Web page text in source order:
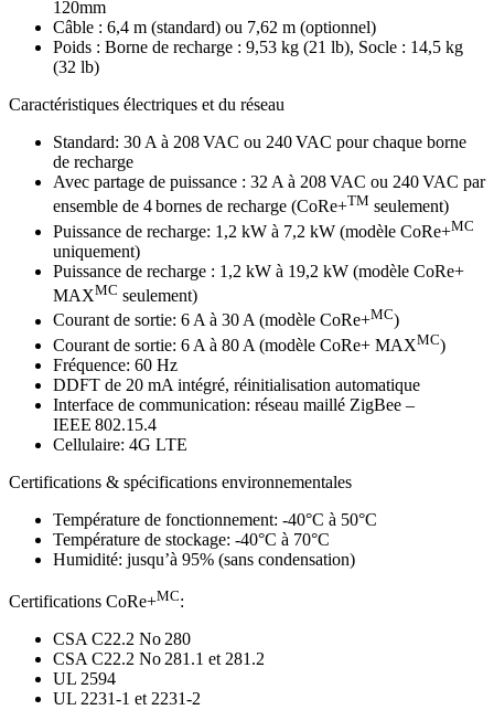
120mm
Câble : 6,4 m (standard) ou 7,62 m (optionnel)
Poids : Borne de recharge : 9,53 kg (21 lb), Socle : 14,5 kg
(32 lb)
Caractéristiques électriques et du réseau
Standard: 30 A à 208 VAC ou 240 VAC pour chaque borne
de recharge
Avec partage de puissance : 32 A à 208 VAC ou 240 VAC par
ensemble de 4 bornes de recharge (CoRe+TM seulement)
Puissance de recharge: 1,2 kW à 7,2 kW (modèle CoRe+MC
uniquement)
Puissance de recharge : 1,2 kW à 19,2 kW (modèle CoRe+
MAXMC seulement)
Courant de sortie: 6 A à 30 A (modèle CoRe+MC)
Courant de sortie: 6 A à 80 A (modèle CoRe+ MAXMC)
Fréquence: 60 Hz
DDFT de 20 mA intégré, réinitialisation automatique
Interface de communication: réseau maillé ZigBee –
IEEE 802.15.4
Cellulaire: 4G LTE
Certifications & spécifications environnementales
Température de fonctionnement: -40°C à 50°C
Température de stockage: -40°C à 70°C
Humidité: jusqu’à 95% (sans condensation)
Certifications CoRe+MC:
CSA C22.2 No 280
CSA C22.2 No 281.1 et 281.2
UL 2594
UL 2231-1 et 2231-2